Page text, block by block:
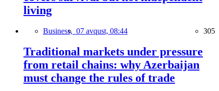
living
Business, 07 avqust, 08:44 305
Traditional markets under pressure
from retail chains: why Azerbaijan
must change the rules of trade